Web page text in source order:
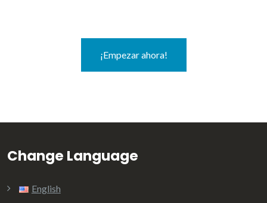
¡Empezar ahora!
Change Language
English